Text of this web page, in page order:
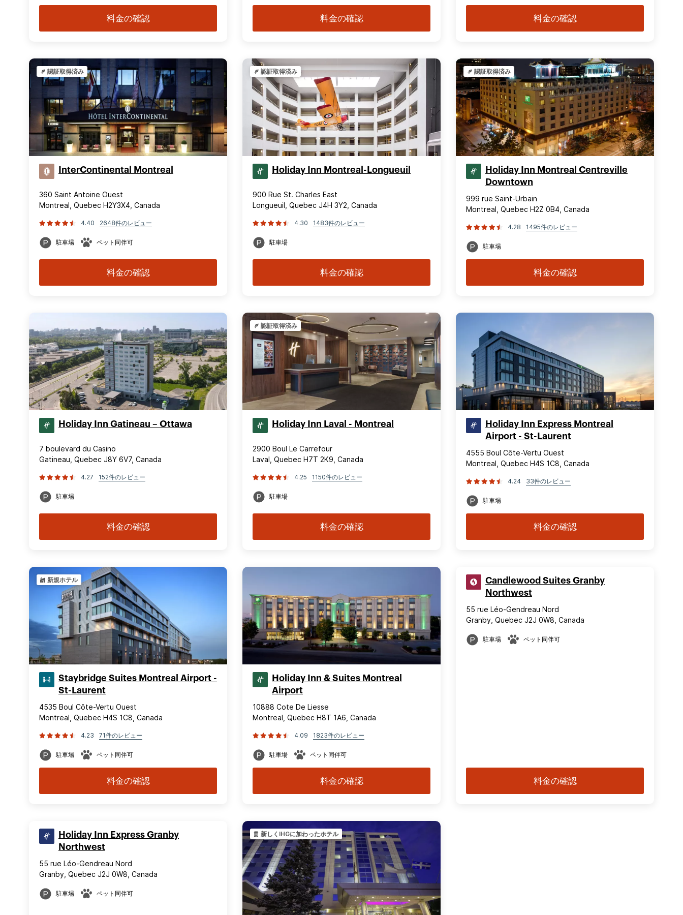
料金の確認 料金の確認 料金の確認
認証取得済み
InterContinental Montreal
360 Saint Antoine Ouest
Montreal, Quebec H2Y3X4, Canada
4.40 2648件のレビュー
駐車場 ペット同伴可
料金の確認
認証取得済み
Holiday Inn Montreal-Longueuil
900 Rue St. Charles East
Longueuil, Quebec J4H 3Y2, Canada
4.30 1483件のレビュー
駐車場
料金の確認
認証取得済み
Holiday Inn Montreal Centreville
Downtown
999 rue Saint-Urbain
Montreal, Quebec H2Z 0B4, Canada
4.28 1495件のレビュー
駐車場
料金の確認
Holiday Inn Gatineau – Ottawa
7 boulevard du Casino
Gatineau, Quebec J8Y 6V7, Canada
4.27 152件のレビュー
駐車場
料金の確認
認証取得済み
Holiday Inn Laval - Montreal
2900 Boul Le Carrefour
Laval, Quebec H7T 2K9, Canada
4.25 1150件のレビュー
駐車場
料金の確認
Holiday Inn Express Montreal
Airport - St-Laurent
4555 Boul Côte-Vertu Ouest
Montreal, Quebec H4S 1C8, Canada
4.24 33件のレビュー
駐車場
料金の確認
新規ホテル
Staybridge Suites Montreal Airport -
St-Laurent
4535 Boul Côte-Vertu Ouest
Montreal, Quebec H4S 1C8, Canada
4.23 71件のレビュー
駐車場 ペット同伴可
料金の確認
Holiday Inn & Suites Montreal
Airport
10888 Cote De Liesse
Montreal, Quebec H8T 1A6, Canada
4.09 1823件のレビュー
駐車場 ペット同伴可
料金の確認
Candlewood Suites Granby
Northwest
55 rue Léo-Gendreau Nord
Granby, Quebec J2J 0W8, Canada
駐車場 ペット同伴可
料金の確認
Holiday Inn Express Granby
Northwest
55 rue Léo-Gendreau Nord
Granby, Quebec J2J 0W8, Canada
駐車場 ペット同伴可
新しくIHGに加わったホテル